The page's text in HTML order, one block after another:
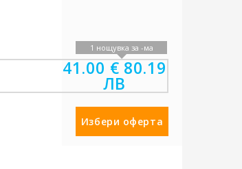
41.00 €80.19
ЛВ
1 нощувка за -ма
Избери оферта